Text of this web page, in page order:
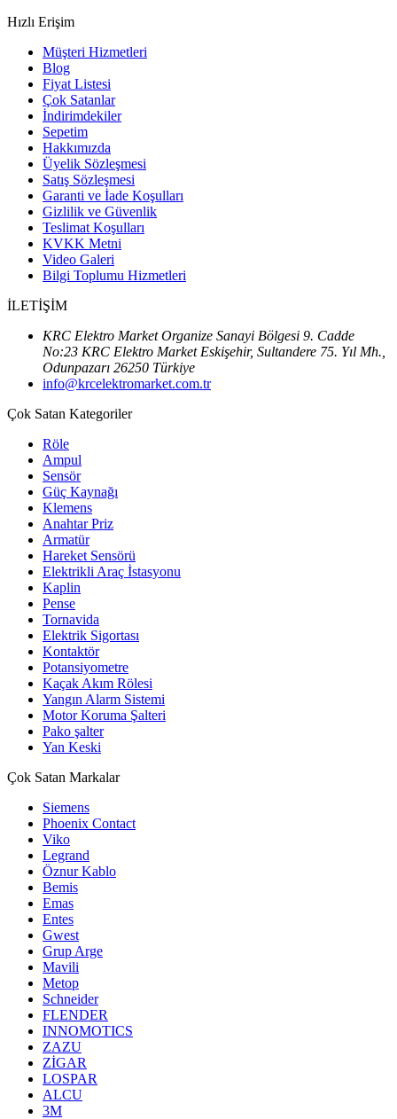
Hızlı Erişim
Müşteri Hizmetleri
Blog
Fiyat Listesi
Çok Satanlar
İndirimdekiler
Sepetim
Hakkımızda
Üyelik Sözleşmesi
Satış Sözleşmesi
Garanti ve İade Koşulları
Gizlilik ve Güvenlik
Teslimat Koşulları
KVKK Metni
Video Galeri
Bilgi Toplumu Hizmetleri
İLETİŞİM
KRC Elektro Market Organize Sanayi Bölgesi 9. Cadde
No:23 KRC Elektro Market Eskişehir, Sultandere 75. Yıl Mh.,
Odunpazarı 26250 Türkiye
info@krcelektromarket.com.tr
Çok Satan Kategoriler
Röle
Ampul
Sensör
Güç Kaynağı
Klemens
Anahtar Priz
Armatür
Hareket Sensörü
Elektrikli Araç İstasyonu
Kaplin
Pense
Tornavida
Elektrik Sigortası
Kontaktör
Potansiyometre
Kaçak Akım Rölesi
Yangın Alarm Sistemi
Motor Koruma Şalteri
Pako şalter
Yan Keski
Çok Satan Markalar
Siemens
Phoenix Contact
Viko
Legrand
Öznur Kablo
Bemis
Emas
Entes
Gwest
Grup Arge
Mavili
Metop
Schneider
FLENDER
INNOMOTICS
ZAZU
ZİGAR
LOSPAR
ALCU
3M